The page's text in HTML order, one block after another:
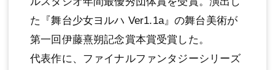
た『舞台少⼥ヨルハ Ver1.1a』の舞台美術が
第⼀回伊藤熹朔記念賞本賞受賞した。
代表作に、ファイナルファンタジーシリーズ